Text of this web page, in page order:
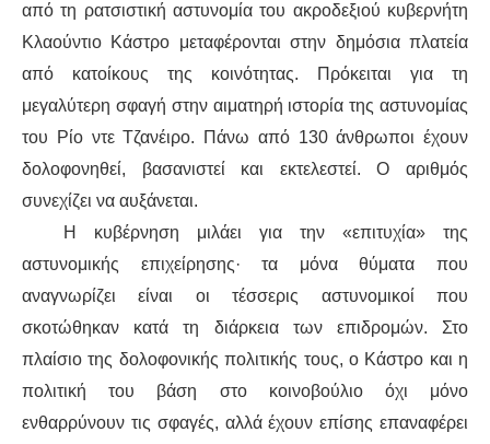
ΒΌΡΕΙΑ ΑΜΕΡΙΚΉ
ΛΑΤΙΝΙΚΉ ΑΜΕΡΙΚΉ
ΑΣΊΑ / ΩΚΕΑΝΊΑ
ΕΡΓΑΤΙΚΌ ΚΊΝΗΜΑ
ΚΙΝΗΤΟΠΟΙΉΣΕΙΣ
ΕΙΔΉΣΕΙΣ
ΑΝΑΚΟΙΝΏΣΕΙΣ
από τη ρατσιστική αστυνομία του ακροδεξιού κυβερνήτη
Κλαούντιο Κάστρο μεταφέρονται στην δημόσια πλατεία
από κατοίκους της κοινότητας. Πρόκειται για τη
μεγαλύτερη σφαγή στην αιματηρή ιστορία της αστυνομίας
του Ρίο ντε Τζανέιρο. Πάνω από 130 άνθρωποι έχουν
δολοφονηθεί, βασανιστεί και εκτελεστεί. Ο αριθμός
συνεχίζει να αυξάνεται.
Η κυβέρνηση μιλάει για την «επιτυχία» της
αστυνομικής επιχείρησης· τα μόνα θύματα που
αναγνωρίζει είναι οι τέσσερις αστυνομικοί που
σκοτώθηκαν κατά τη διάρκεια των επιδρομών. Στο
πλαίσιο της δολοφονικής πολιτικής τους, ο Κάστρο και η
πολιτική του βάση στο κοινοβούλιο όχι μόνο
ενθαρρύνουν τις σφαγές, αλλά έχουν επίσης επαναφέρει